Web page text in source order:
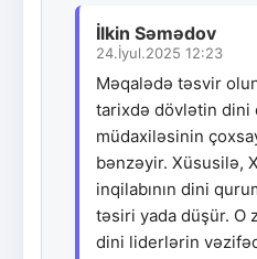
İlkin Səmədov
24.İyul.2025 12:23
Məqalədə təsvir
tarixdə dövlətin dini
müdaxiləsinin
bənzəyir. Xüsusilə,
inqilabının dini
təsiri yada düşür. O
dini liderlərin